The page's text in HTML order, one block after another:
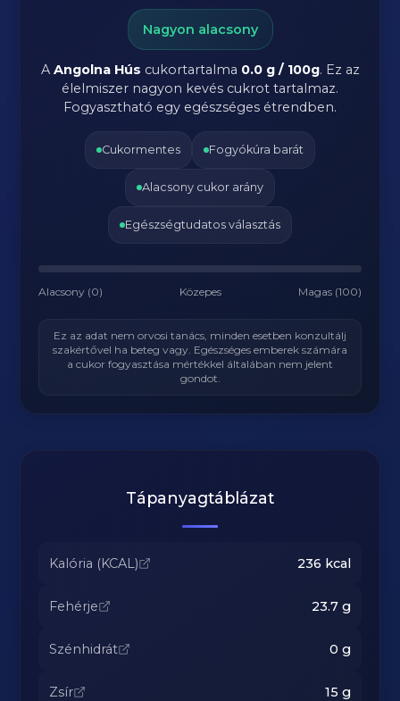
Nagyon alacsony
A Angolna Hús cukortartalma 0.0 g / 100g. Ez az
élelmiszer nagyon kevés cukrot tartalmaz.
Fogyasztható egy egészséges étrendben.
Cukormentes Fogyókúra barát
Alacsony cukor arány
Egészségtudatos választás
Alacsony (0) Közepes Magas (100)
Ez az adat nem orvosi tanács, minden esetben konzultálj
szakértővel ha beteg vagy. Egészséges emberek számára
a cukor fogyasztása mértékkel általában nem jelent
gondot.
Tápanyagtáblázat
Kalória (KCAL) 236 kcal
Fehérje 23.7g
Szénhidrát 0 g
Zsír 15 g